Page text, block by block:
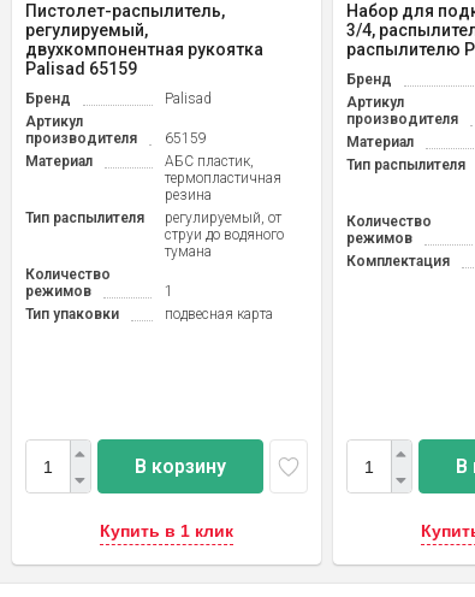
Пистолет-распылитель,
регулируемый,
двухкомпонентная рукоятка
Palisad 65159
Бренд
Palisad
Артикул
производителя
65159
Материал
АБС пластик,
термопластичная
резина
Тип распылителя
регулируемый, от
струи до водяного
тумана
Количество
режимов
1
Тип упаковки
подвесная карта
В корзину
Купить в 1 клик
Набор для
3/4,
распылителю
Бренд
Артикул
производителя
Материал
Тип распылителя
Количество
режимов
Комплектация
В